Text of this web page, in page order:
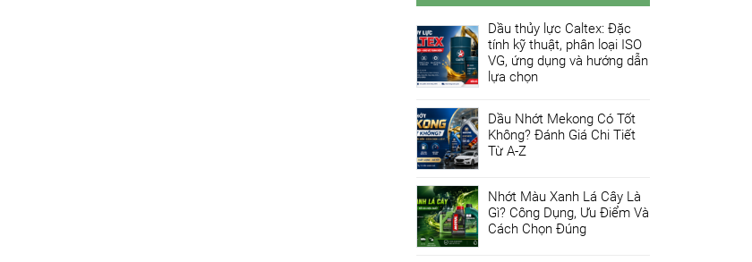
Dầu thủy lực Caltex: Đặc
tính kỹ thuật, phân loại ISO
VG, ứng dụng và hướng dẫn
lựa chọn
Dầu Nhớt Mekong Có Tốt
Không? Đánh Giá Chi Tiết
Từ A-Z
Nhớt Màu Xanh Lá Cây Là
Gì? Công Dụng, Ưu Điểm Và
Cách Chọn Đúng